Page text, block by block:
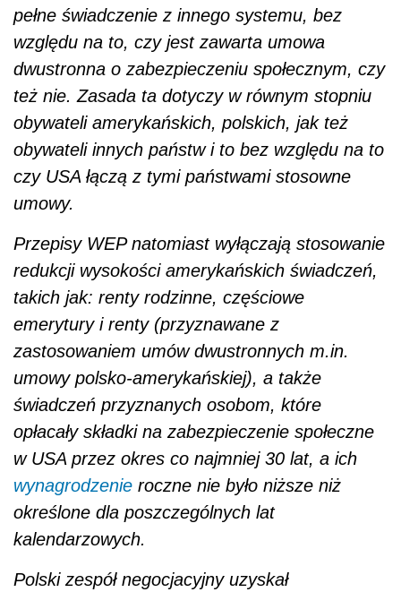
pełne świadczenie z innego systemu, bez
względu na to, czy jest zawarta umowa
dwustronna o zabezpieczeniu społecznym, czy
też nie. Zasada ta dotyczy w równym stopniu
obywateli amerykańskich, polskich, jak też
obywateli innych państw i to bez względu na to
czy USA łączą z tymi państwami stosowne
umowy.
Przepisy WEP natomiast wyłączają stosowanie
redukcji wysokości amerykańskich świadczeń,
takich jak: renty rodzinne, częściowe
emerytury i renty (przyznawane z
zastosowaniem umów dwustronnych m.in.
umowy polsko-amerykańskiej), a także
świadczeń przyznanych osobom, które
opłacały składki na zabezpieczenie społeczne
w USA przez okres co najmniej 30 lat, a ich
wynagrodzenie roczne nie było niższe niż
określone dla poszczególnych lat
kalendarzowych.
Polski zespół negocjacyjny uzyskał